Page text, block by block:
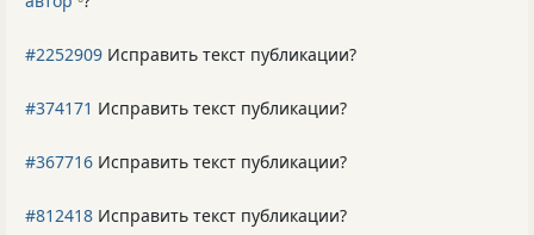
#2252909 Исправить текст публикации?
#374171 Исправить текст публикации?
#367716 Исправить текст публикации?
#812418 Исправить текст публикации?